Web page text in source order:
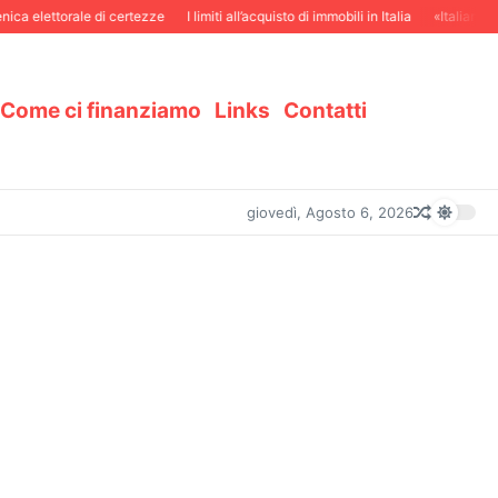
elettorale di certezze I limiti all’acquisto di immobili in Italia «Italiani in
Come ci finanziamo Links Contatti
giovedì, Agosto 6, 2026